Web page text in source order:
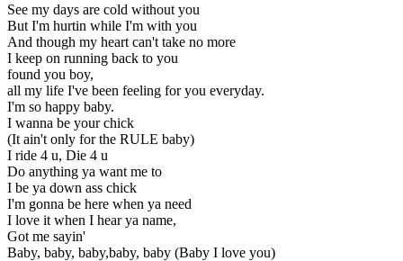
See my days are cold without you
But I'm hurtin while I'm with you
And though my heart can't take no more
I keep on running back to you
found you boy,
all my life I've been feeling for you everyday.
I'm so happy baby.
I wanna be your chick
(It ain't only for the RULE baby)
I ride 4 u, Die 4 u
Do anything ya want me to
I be ya down ass chick
I'm gonna be here when ya need
I love it when I hear ya name,
Got me sayin'
Baby, baby, baby,baby, baby (Baby I love you)